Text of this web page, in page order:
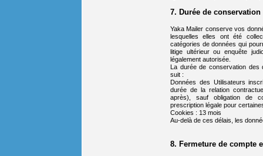
7. Durée de
Yaka Mailer conserve vos
lesquelles elles ont été
catégories de données qui
litige ultérieur ou enquête
légalement autorisée.
La durée de conservation des
suit :
Données des Utilisateurs
durée de la relation
après), sauf obligation de
prescription légale pour
Cookies : 13 mois
Au-delà de ces délais, les
8. Fermeture de compte